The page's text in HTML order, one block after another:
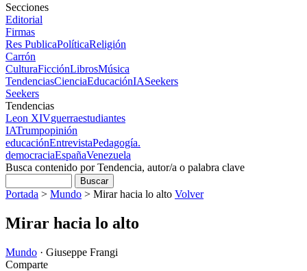
Secciones
Editorial
Firmas
Res PublicaPolíticaReligión
Carrón
CulturaFicciónLibrosMúsica
TendenciasCienciaEducaciónIASeekers
Seekers
Tendencias
Leon XIVguerraestudiantes
IATrumpopinión
educaciónEntrevistaPedagogía.
democraciaEspañaVenezuela
Busca contenido por Tendencia, autor/a o palabra clave
Portada > Mundo > Mirar hacia lo alto Volver
Mirar hacia lo alto
Mundo · Giuseppe Frangi
Comparte